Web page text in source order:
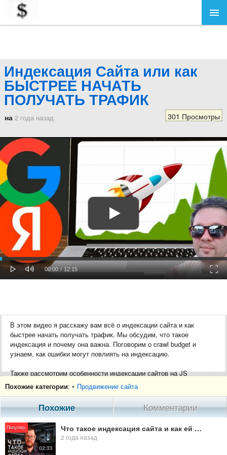
Индексация Сайта или как
БЫСТРЕЕ НАЧАТЬ
ПОЛУЧАТЬ ТРАФИК
на 2 года назад 301 Просмотры
Play Mute
Current
00:00 / Duration
12:15
В этом видео я расскажу вам всё о индексации сайта и как
быстрее начать получать трафик. Мы обсудим, что такое
индексация и почему она важна. Поговорим о crawl budget и
узнаем, как ошибки могут повлиять на индексацию.
Также рассмотрим особенности индексации сайтов на JS
фреймворках, и почему они могут замедлить процесс. Если вас
интересует раскрутка сайта, SEO, продвижение в Яндекс и
Таймкоды:
0:00 Вступление
0:14 Что такое индексация сайта и как это работает
Похожие категории: • Продвижение сайта
Похожие Комментарии
Популяр.
02:33
Что такое индексация сайта и как ей управлять? #SEO #индексация #ранжирование #трафик
2 года назад